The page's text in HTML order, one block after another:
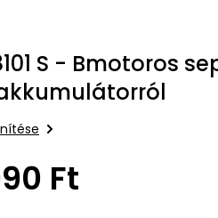
S - Bmotoros
Ft